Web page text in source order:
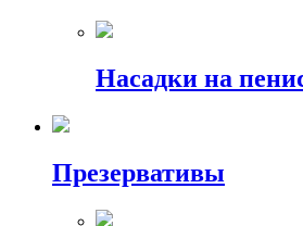
Насадки на
Презервативы